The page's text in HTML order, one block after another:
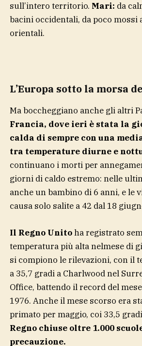
sull’intero territorio. Mari: da
bacini occidentali, da poco mossi
orientali.
L’Europa sotto la morsa
Ma boccheggiano anche gli altri
Francia, dove ieri è stata la
calda di sempre con una
tra temperature diurne e
continuano i morti per
giorni di caldo estremo: nelle
anche un bambino di 6 anni, e le
causa solo salite a 42 dal 18
Il Regno Unitoha registrato
temperatura più alta nelmese di
si compiono le rilevazioni, con il
a 35,7 gradi a Charlwood nel
Office, battendo il record del
1976. Anche il mese scorso era
primato per maggio, coi 33,5
Regno chiuse oltre 1.000
precauzione.